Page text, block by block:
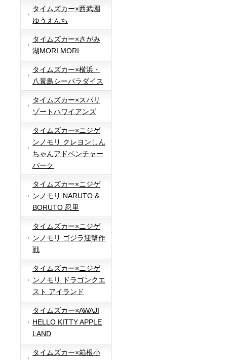
タイムズカー×西武園
ゆうえんち
タイムズカー×さがみ
湖MORI MORI
タイムズカー×横浜・
八景島シーパラダイス
タイムズカー×スパリ
ゾートハワイアンズ
タイムズカー×ニジゲ
ンノモリ クレヨンしん
ちゃんアドベンチャー
パーク
タイムズカー×ニジゲ
ンノモリ NARUTO &
BORUTO 忍里
タイムズカー×ニジゲ
ンノモリ ゴジラ迎撃作
戦
タイムズカー×ニジゲ
ンノモリ ドラゴンクエ
スト アイランド
タイムズカー×AWAJI
HELLO KITTY APPLE
LAND
タイムズカー×箱根小